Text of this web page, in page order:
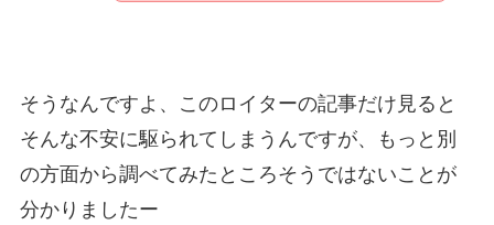
そうなんですよ、このロイターの記事だけ見ると
そんな不安に駆られてしまうんですが、もっと別
の方面から調べてみたところそうではないことが
分かりましたー